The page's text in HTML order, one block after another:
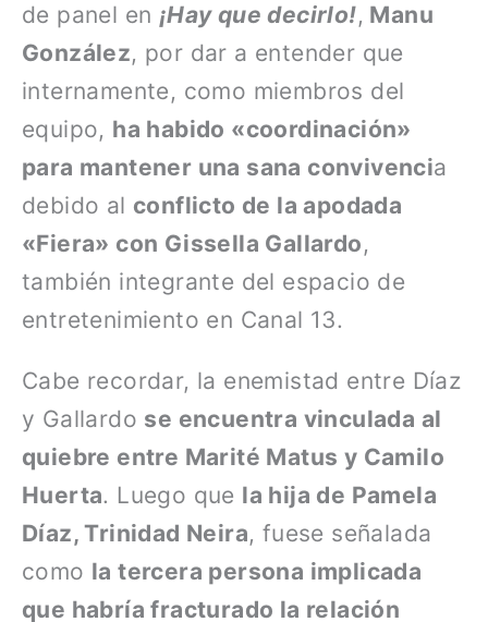
de panel en ¡Hay que decirlo!, Manu
González, por dar a entender que
internamente, como miembros del
equipo, ha habido «coordinación»
para mantener una sana convivencia
debido al conflicto de la apodada
«Fiera» con Gissella Gallardo,
también integrante del espacio de
entretenimiento en Canal 13.
Cabe recordar, la enemistad entre Díaz
y Gallardo se encuentra vinculada al
quiebre entre Marité Matus y Camilo
Huerta. Luego que la hija de Pamela
Díaz, Trinidad Neira, fuese señalada
como la tercera persona implicada
que habría fracturado la relación